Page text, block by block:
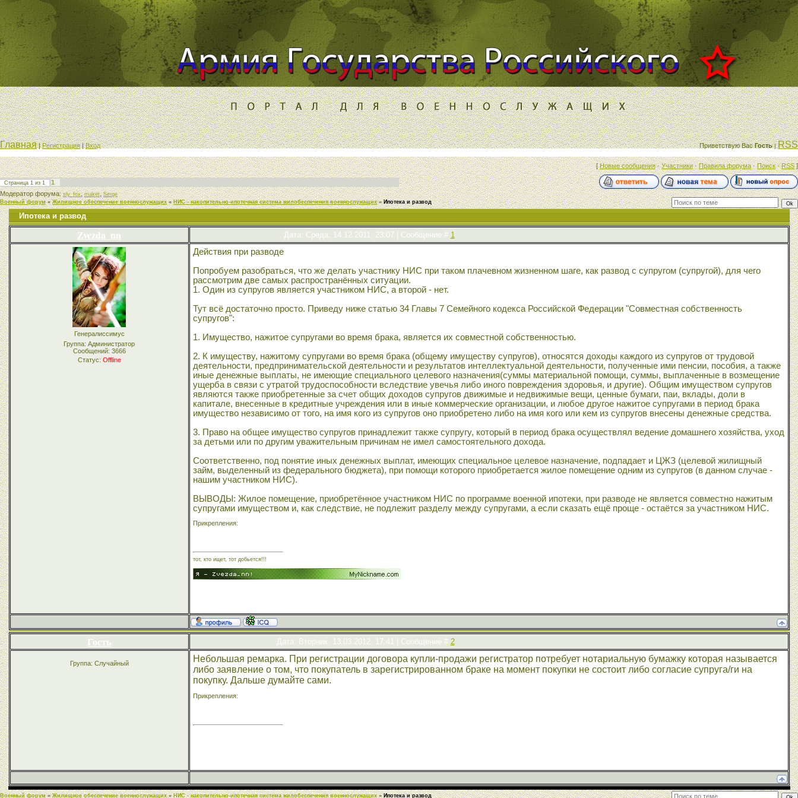
Главная|Регистрация|Вход Приветствую Вас Гость |RSS
[Новые сообщения·Участники·Правила форума·Поиск·RSS]
Страница 1 из 1
1
Модератор форума:sly_fox,maket,Serge
Военный форум » Жилищное обеспечение военнослужащих » НИС - накопительно-ипотечная система жилобеспечения военнослужащих » Ипотека и развод
Ипотека и развод
Zvezda_nn Дата: Среда, 14.12.2011, 23:07 | Сообщение # 1
Генералиссимус
Группа: Администратор
Сообщений: 3666
Статус: Offline
Действия при разводе
Попробуем разобраться, что же делать участнику НИС при таком плачевном жизненном шаге, как развод с супругом (супругой), для чего
рассмотрим две самых распространённых ситуации.
1. Один из супругов является участником НИС, а второй - нет.
Тут всё достаточно просто. Приведу ниже статью 34 Главы 7 Семейного кодекса Российской Федерации "Совместная собственность
супругов":
1. Имущество, нажитое супругами во время брака, является их совместной собственностью.
2. К имуществу, нажитому супругами во время брака (общему имуществу супругов), относятся доходы каждого из супругов от трудовой
деятельности, предпринимательской деятельности и результатов интеллектуальной деятельности, полученные ими пенсии, пособия, а также
иные денежные выплаты, не имеющие специального целевого назначения(суммы материальной помощи, суммы, выплаченные в возмещение
ущерба в связи с утратой трудоспособности вследствие увечья либо иного повреждения здоровья, и другие). Общим имуществом супругов
являются также приобретенные за счет общих доходов супругов движимые и недвижимые вещи, ценные бумаги, паи, вклады, доли в
капитале, внесенные в кредитные учреждения или в иные коммерческие организации, и любое другое нажитое супругами в период брака
имущество независимо от того, на имя кого из супругов оно приобретено либо на имя кого или кем из супругов внесены денежные средства.
3. Право на общее имущество супругов принадлежит также супругу, который в период брака осуществлял ведение домашнего хозяйства, уход
за детьми или по другим уважительным причинам не имел самостоятельного дохода.
Соответственно, под понятие иных денежных выплат, имеющих специальное целевое назначение, подпадает и ЦЖЗ (целевой жилищный
займ, выделенный из федерального бюджета), при помощи которого приобретается жилое помещение одним из супругов (в данном случае -
нашим участником НИС).
ВЫВОДЫ: Жилое помещение, приобретённое участником НИС по программе военной ипотеки, при разводе не является совместно нажитым
супругами имуществом и, как следствие, не подлежит разделу между супругами, а если сказать ещё проще - остаётся за участником НИС.
Прикрепления:
тот, кто ищет, тот добьется!!!
Гость Дата: Вторник, 13.03.2012, 17:41 | Сообщение # 2
Группа: Случайный
Небольшая ремарка. При регистрации договора купли-продажи регистратор потребует нотариальную бумажку которая называется
либо заявление о том, что покупатель в зарегистрированном браке на момент покупки не состоит либо согласие супруга/ги на
покупку. Дальше думайте сами.
Прикрепления:
Военный форум » Жилищное обеспечение военнослужащих » НИС - накопительно-ипотечная система жилобеспечения военнослужащих » Ипотека и развод